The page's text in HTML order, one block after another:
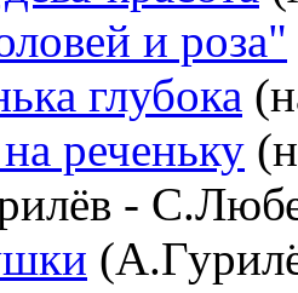
и роза"
глубока
реченьку
-